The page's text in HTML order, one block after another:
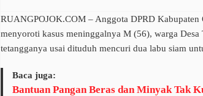
RUANGPOJOK.COM – Anggota DPRD
menyoroti kasus meninggalnya M (56), warga
tetangganya usai dituduh mencuri dua labu siam
Baca juga:
Bantuan Pangan Beras dan Minyak Tak